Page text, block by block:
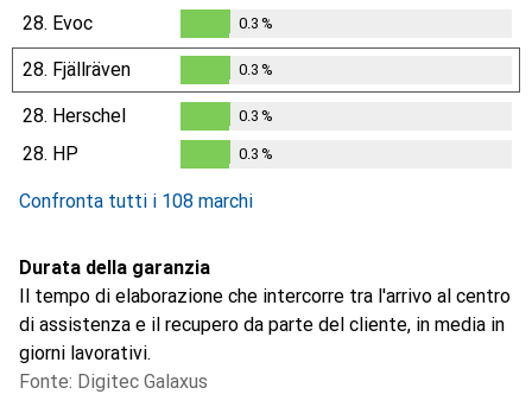
0.3%
28. Evoc
0.3%
0.3 %
28. Fjällräven
0.3%
0.3 %
28. Herschel
0.3%
0.3 %
28. HP 0.3 %
Confronta tutti i 108 marchi
Durata della garanzia
Il tempo di elaborazione che intercorre tra l'arrivo al centro
di assistenza e il recupero da parte del cliente, in media in
giorni lavorativi.
Fonte: Digitec Galaxus